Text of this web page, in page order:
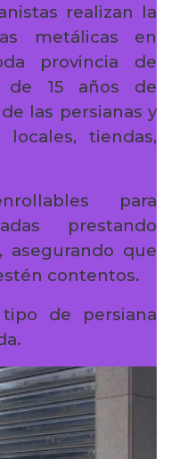
realizan la
metálicas en
provincia de
de 15 años de
las persianas y
tiendas,
para
prestando
asegurando que
contentos.
de persiana